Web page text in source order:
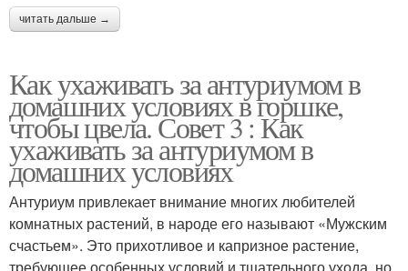
читать дальше →
Как ухаживать за антуриумом в
домашних условиях в горшке,
чтобы цвела. Совет 3 : Как
ухаживать за антуриумом в
домашних условиях
Антуриум привлекает внимание многих любителей
комнатных растений, в народе его называют «Мужским
счастьем». Это прихотливое и капризное растение,